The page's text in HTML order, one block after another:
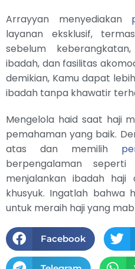
Arrayyan menyediakan
layanan eksklusif,
sebelum
ibadah, dan fasilitas
demikian, Kamu dapat
ibadah tanpa khawatir
Mengelola haid saat haji
pemahaman yang baik.
atas dan memilih
berpengalaman
menjalankan ibadah
khusyuk. Ingatlah bahwa
untuk meraih haji yang
Facebook